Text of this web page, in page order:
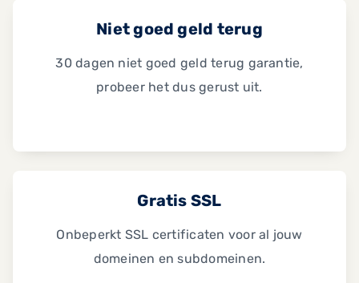
Niet goed geld terug
30 dagen niet goed geld terug garantie,
probeer het dus gerust uit.
Gratis SSL
Onbeperkt SSL certificaten voor al jouw
domeinen en subdomeinen.